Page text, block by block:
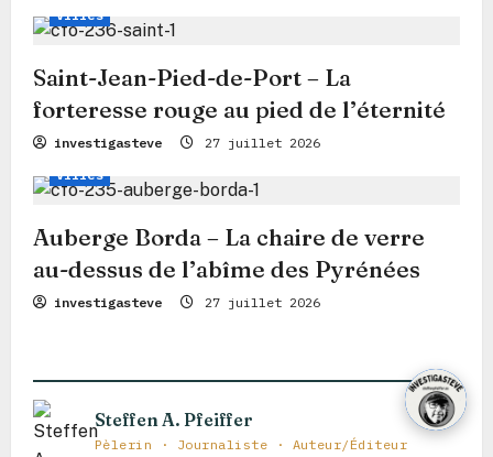
a
r
t
i
c
l
e
Villes
Saint-Jean-Pied-de-Port – La
forteresse rouge au pied de l’éternité
investigasteve 27 juillet 2026
Voie Française Chemin Conseils de voyage
Villes
Auberge Borda – La chaire de verre
au-dessus de l’abîme des Pyrénées
investigasteve 27 juillet 2026
Steffen A. Pfeiffer
Pèlerin · Journaliste · Auteur/Éditeur